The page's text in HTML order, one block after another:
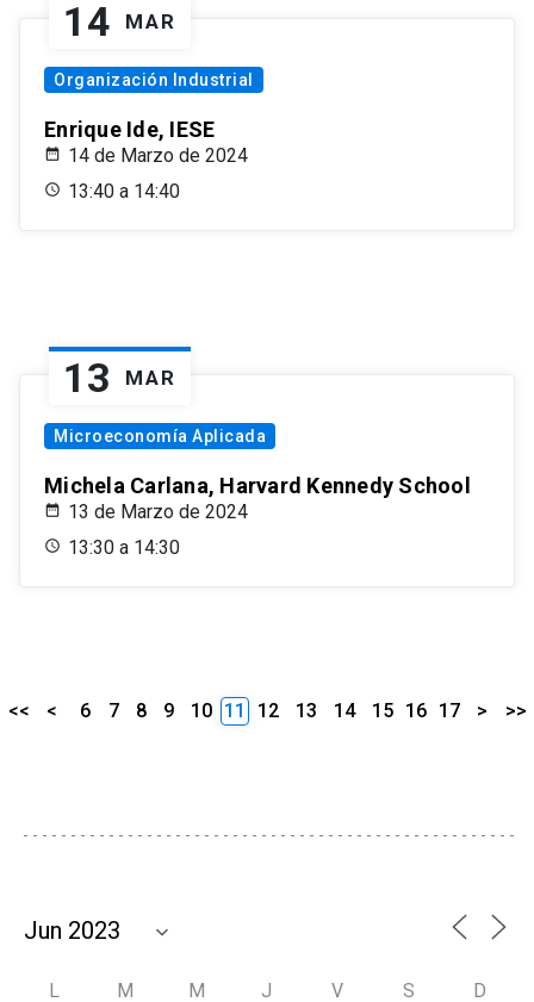
14 MAR
Organización Industrial
Enrique Ide, IESE
14 de Marzo de 2024
13:40 a 14:40
13 MAR
Microeconomía Aplicada
Michela Carlana, Harvard Kennedy School
13 de Marzo de 2024
13:30 a 14:30
<< < 6 7 8 9 10 11 12 13 14 15 16 17 > >>
L M M J V S D